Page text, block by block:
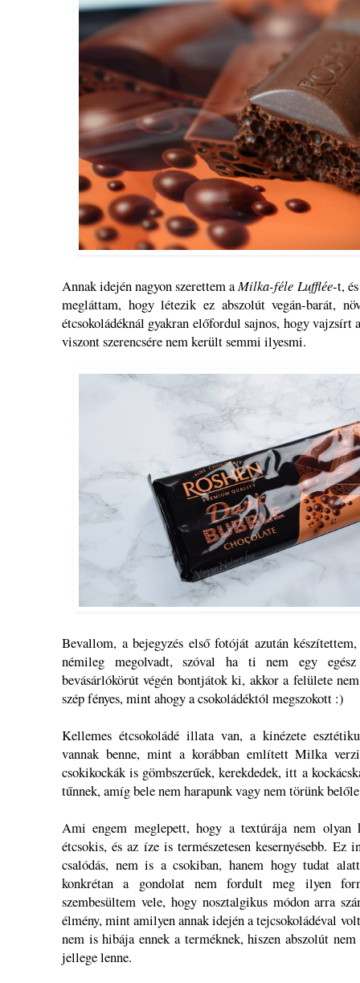
Annak idején nagyon szerettem aMilka-féle Lufflée-t,
megláttam, hogy létezik ez abszolút vegán-barát,
étcsokoládéknál gyakran előfordul sajnos, hogy vajzsírt
viszont szerencsére nem került semmi ilyesmi.
Bevallom, a bejegyzés első fotóját azután
némileg megolvadt, szóval ha ti nem egy egész
bevásárlókörút végén bontjátok ki, akkor a felülete
szép fényes, mint ahogy a csokoládéktól megszokott :)
Kellemes étcsokoládé illata van, a kinézete
vannak benne, mint a korábban említett Milka
csokikockák is gömbszerűek, kerekdedek, itt a
tűnnek, amíg bele nem harapunk vagy nem törünk
Ami engem meglepett, hogy a textúrája nem olyan
étcsokis, és az íze is természetesen kesernyésebb. Ez
csalódás, nem is a csokiban, hanem hogy tudat
konkrétan a gondolat nem fordult meg ilyen
szembesültem vele, hogy nosztalgikus módon arra
élmény, mint amilyen annak idején a tejcsokoládéval
nem is hibája ennek a terméknek, hiszen abszolút
jellege lenne.